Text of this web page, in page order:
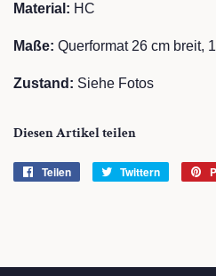
Material: HC
Maße: Querformat 26 cm breit,
Zustand: Siehe Fotos
Diesen Artikel teilen
Teilen Twittern